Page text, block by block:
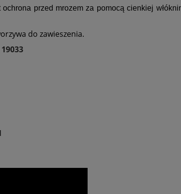
przed mrozem za pomocą cienkiej
do zawieszenia.
19033